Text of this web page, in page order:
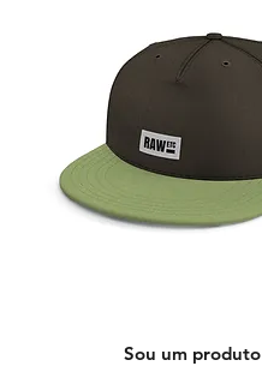
Sou um produto